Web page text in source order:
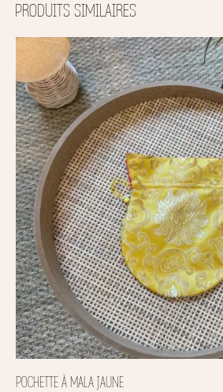
PRODUITS SIMILAIRES
POCHETTE À MALA JAUNE